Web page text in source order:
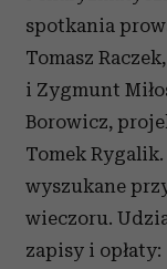
korzystania z ich
spotkania
Tomasz
i Zygmunt
Borowicz,
Tomek
wyszukane
wieczoru.
zapisy i opłaty: